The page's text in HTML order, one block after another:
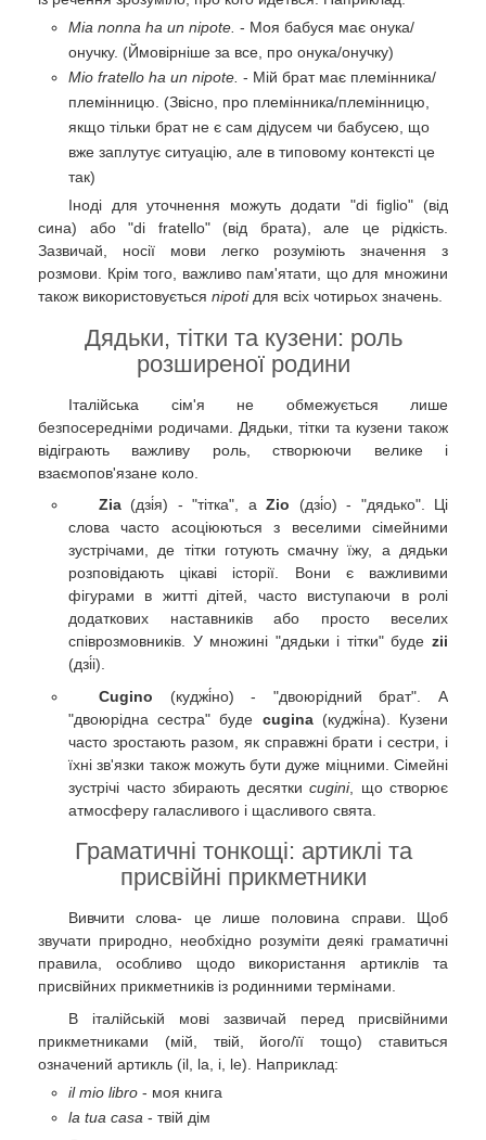
Mia nonna ha un nipote. - Моя бабуся має онука/
онучку. (Ймовірніше за все, про онука/онучку)
Mio fratello ha un nipote. - Мій брат має племінника/
племінницю. (Звісно, про племінника/племінницю,
якщо тільки брат не є сам дідусем чи бабусею, що
вже заплутує ситуацію, але в типовому контексті це
так)
Іноді для уточнення можуть додати "di figlio" (від
сина) або "di fratello" (від брата), але це рідкість.
Зазвичай, носії мови легко розуміють значення з
розмови. Крім того, важливо пам'ятати, що для множини
також використовується nipotiдля всіх чотирьох значень.
Дядьки, тітки та кузени: роль
розширеної родини
Італійська сім'я не обмежується лише
безпосередніми родичами. Дядьки, тітки та кузени також
відіграють важливу роль, створюючи велике і
взаємопов'язане коло.
Zia (дзі́я) - "тітка", аZio (дзі́о) - "дядько". Ці
слова часто асоціюються з веселими сімейними
зустрічами, де тітки готують смачну їжу, а дядьки
розповідають цікаві історії. Вони є важливими
фігурами в житті дітей, часто виступаючи в ролі
додаткових наставників або просто веселих
співрозмовників. У множині "дядьки і тітки" буде zii
(дзі́і).
Cugino (куджі́но) - "двоюрідний брат". А
"двоюрідна сестра" буде cugina(куджі́на). Кузени
часто зростають разом, як справжні брати і сестри, і
їхні зв'язки також можуть бути дуже міцними. Сімейні
зустрічі часто збирають десятки cugini, що створює
атмосферу галасливого і щасливого свята.
Граматичні тонкощі: артиклі та
присвійні прикметники
Вивчити слова- це лише половина справи. Щоб
звучати природно, необхідно розуміти деякі граматичні
правила, особливо щодо використання артиклів та
присвійних прикметників із родинними термінами.
В італійській мові зазвичай перед присвійними
прикметниками (мій, твій, його/її тощо) ставиться
означений артикль (il, la, i, le). Наприклад:
il mio libro - моя книга
la tua casa - твій дім